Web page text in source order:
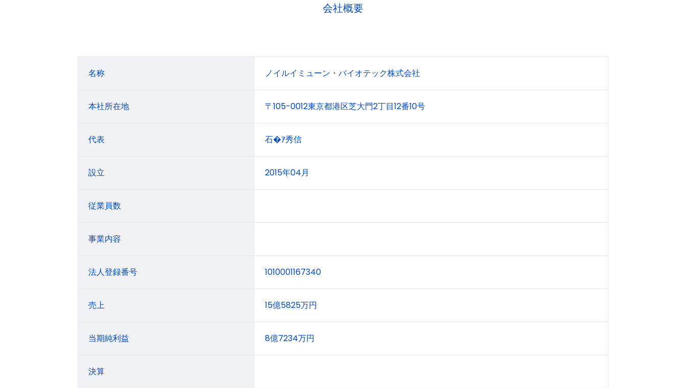
会社概要
名称 ノイルイミューン・バイオテック株式会社
本社所在地 〒105-0012東京都港区芝大門2丁目12番10号
代表 石�ｱ秀信
設立 2015年04月
従業員数
事業内容
法人登録番号 1010001167340
売上 15億5825万円
当期純利益 8億7234万円
決算